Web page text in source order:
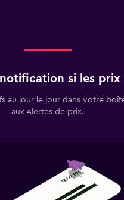
notification si les prix
au jour le jour dans votre
aux Alertes de prix.